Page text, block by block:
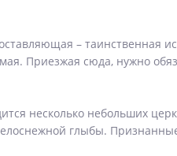
– таинственная
Приезжая сюда, нужно
несколько небольших
глыбы.